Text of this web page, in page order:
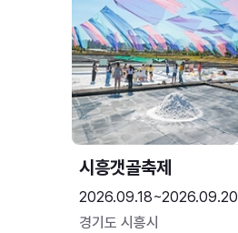
시흥갯골축제
2026.09.18~2026.09.20
경기도 시흥시